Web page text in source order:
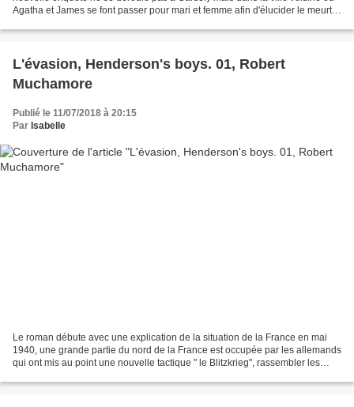
Agatha et James se font passer pour mari et femme afin d'élucider le meurtre
L'évasion, Henderson's boys. 01, Robert
Muchamore
Publié le 11/07/2018 à 20:15
Par Isabelle
Le roman débute avec une explication de la situation de la France en mai
1940, une grande partie du nord de la France est occupée par les allemands
qui ont mis au point une nouvelle tactique " le Blitzkrieg", rassembler les